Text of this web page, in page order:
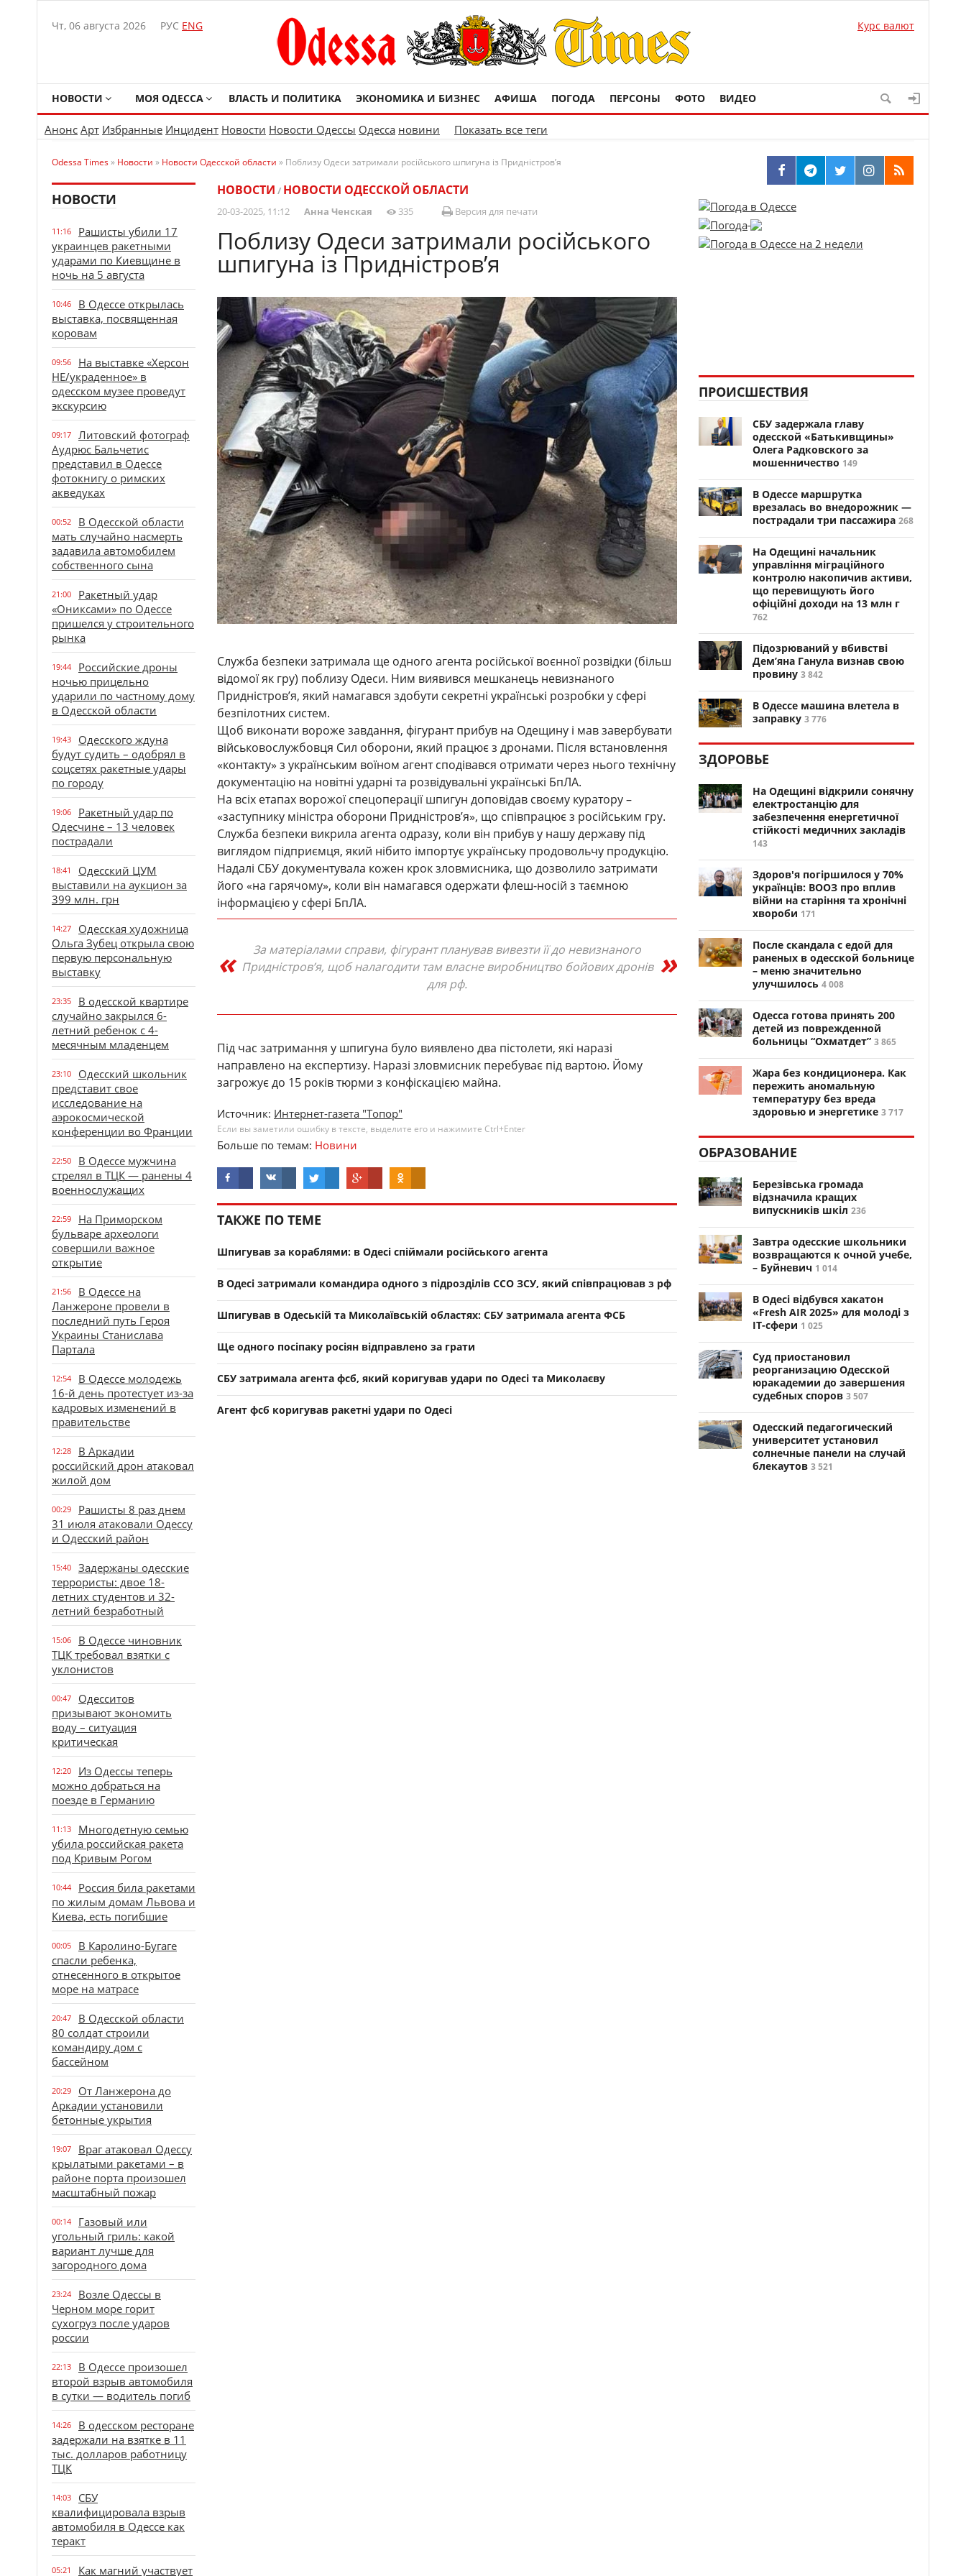
Чт, 06 августа 2026 РУС ENG Курс валют
НОВОСТИ МОЯ ОДЕССА ВЛАСТЬ И ПОЛИТИКА ЭКОНОМИКА И БИЗНЕС АФИША ПОГОДА ПЕРСОНЫ ФОТО ВИДЕО
Анонс Арт Избранные Инцидент Новости Новости Одессы Одесса новини Показать все теги
Odessa Times» Новости » Новости Одесской области » Поблизу Одеси затримали російського шпигуна із Придністров’я
НОВОСТИ
11:16
Рашисты убили 17
украинцев ракетными
ударами по Киевщине в
ночь на 5 августа
10:46
В Одессе открылась
выставка, посвященная
коровам
09:56
На выставке «Херсон
НЕ/украденное» в
одесском музее проведут
экскурсию
09:17
Литовский фотограф
Аудрюс Бальчетис
представил в Одессе
фотокнигу о римских
акведуках
00:52
В Одесской области
мать случайно насмерть
задавила автомобилем
собственного сына
21:00
Ракетный удар
«Ониксами» по Одессе
пришелся у строительного
рынка
19:44
Российские дроны
ночью прицельно
ударили по частному дому
в Одесской области
19:43
Одесского ждуна
будут судить – одобрял в
соцсетях ракетные удары
по городу
19:06
Ракетный удар по
Одесчине – 13 человек
пострадали
18:41
Одесский ЦУМ
выставили на аукцион за
399 млн. грн
14:27
Одесская художница
Ольга Зубец открыла свою
первую персональную
выставку
23:35
В одесской квартире
случайно закрылся 6-
летний ребенок с 4-
месячным младенцем
23:10
Одесский школьник
представит свое
исследование на
аэрокосмической
конференции во Франции
22:50
В Одессе мужчина
стрелял в ТЦК — ранены 4
военнослужащих
22:59
На Приморском
бульваре археологи
совершили важное
открытие
21:56
В Одессе на
Ланжероне провели в
последний путь Героя
Украины Станислава
Партала
12:54
В Одессе молодежь
16-й день протестует из-за
кадровых изменений в
правительстве
12:28
В Аркадии
российский дрон атаковал
жилой дом
00:29
Рашисты 8 раз днем
31 июля атаковали Одессу
и Одесский район
15:40
Задержаны одесские
террористы: двое 18-
летних студентов и 32-
летний безработный
15:06
В Одессе чиновник
ТЦК требовал взятки с
уклонистов
00:47
Одесситов
призывают экономить
воду – ситуация
критическая
12:20
Из Одессы теперь
можно добраться на
поезде в Германию
11:13
Многодетную семью
убила российская ракета
под Кривым Рогом
10:44
Россия била ракетами
по жилым домам Львова и
Киева, есть погибшие
00:05
В Каролино-Бугаге
спасли ребенка,
отнесенного в открытое
море на матрасе
20:47
В Одесской области
80 солдат строили
командиру дом с
бассейном
20:29
От Ланжерона до
Аркадии установили
бетонные укрытия
19:07
Враг атаковал Одессу
крылатыми ракетами – в
районе порта произошел
масштабный пожар
00:14
Газовый или
угольный гриль: какой
вариант лучше для
загородного дома
23:24
Возле Одессы в
Черном море горит
сухогруз после ударов
россии
22:13
В Одессе произошел
второй взрыв автомобиля
в сутки — водитель погиб
14:26
В одесском ресторане
задержали на взятке в 11
тыс. долларов работницу
ТЦК
14:03
СБУ
квалифицировала взрыв
автомобиля в Одессе как
теракт
05:21 Как магний участвует
НОВОСТИ / НОВОСТИ ОДЕССКОЙ ОБЛАСТИ
20-03-2025, 11:12 Анна Ченская 335 Версия для печати
Поблизу Одеси затримали російського
шпигуна із Придністров’я
Служба безпеки затримала ще одного агента російської воєнної розвідки (більш
відомої як гру) поблизу Одеси. Ним виявився мешканець невизнаного
Придністров’я, який намагався здобути секретні українські розробки у сфері
безпілотних систем.
Щоб виконати вороже завдання, фігурант прибув на Одещину і мав завербувати
військовослужбовця Сил оборони, який працює з дронами. Після встановлення
«контакту» з українським воїном агент сподівався отримати через нього технічну
документацію на новітні ударні та розвідувальні українські БпЛА.
На всіх етапах ворожої спецоперації шпигун доповідав своєму куратору –
«заступнику міністра оборони Придністров’я», що співпрацює з російським гру.
Служба безпеки викрила агента одразу, коли він прибув у нашу державу під
виглядом підприємця, який нібито імпортує українську продовольчу продукцію.
Надалі СБУ документувала кожен крок зловмисника, що дозволило затримати
його «на гарячому», коли він намагався одержати флеш-носій з таємною
інформацією у сфері БпЛА.
За матеріалами справи, фігурант планував вивезти її до невизнаного
Придністров’я, щоб налагодити там власне виробництво бойових дронів
для рф.
Під час затримання у шпигуна було виявлено два пістолети, які наразі
направлено на експертизу. Наразі зловмисник перебуває під вартою. Йому
загрожує до 15 років тюрми з конфіскацією майна.
Источник: Интернет-газета "Топор"
Если вы заметили ошибку в тексте, выделите его и нажимите Ctrl+Enter
Больше по темам: Новини
ТАКЖЕ ПО ТЕМЕ
Шпигував за кораблями: в Одесі спіймали російського агента
В Одесі затримали командира одного з підрозділів ССО ЗСУ, який співпрацював з рф
Шпигував в Одеській та Миколаївській областях: СБУ затримала агента ФСБ
Ще одного посіпаку росіян відправлено за грати
СБУ затримала агента фсб, який коригував удари по Одесі та Миколаєву
Агент фсб коригував ракетні удари по Одесі
ПРОИСШЕСТВИЯ
СБУ задержала главу
одесской «Батькивщины»
Олега Радковского за
мошенничество 149
В Одессе маршрутка
врезалась во внедорожник —
пострадали три пассажира 268
На Одещині начальник
управління міграційного
контролю накопичив активи,
що перевищують його
офіційні доходи на 13 млн г
762
Підозрюваний у вбивстві
Дем’яна Ганула визнав свою
провину 3 842
В Одессе машина влетела в
заправку 3 776
ЗДОРОВЬЕ
На Одещині відкрили сонячну
електростанцію для
забезпечення енергетичної
стійкості медичних закладів
143
Здоров'я погіршилося у 70%
українців: ВООЗ про вплив
війни на старіння та хронічні
хвороби 171
После скандала с едой для
раненых в одесской больнице
– меню значительно
улучшилось 4 008
Одесса готова принять 200
детей из поврежденной
больницы “Охматдет” 3 865
Жара без кондиционера. Как
пережить аномальную
температуру без вреда
здоровью и энергетике 3 717
ОБРАЗОВАНИЕ
Березівська громада
відзначила кращих
випускників шкіл 236
Завтра одесские школьники
возвращаются к очной учебе,
– Буйневич 1 014
В Одесі відбувся хакатон
«Fresh AIR 2025» для молоді з
ІТ-сфери 1 025
Суд приостановил
реорганизацию Одесской
юракадемии до завершения
судебных споров 3 507
Одесский педагогический
университет установил
солнечные панели на случай
блекаутов 3 521